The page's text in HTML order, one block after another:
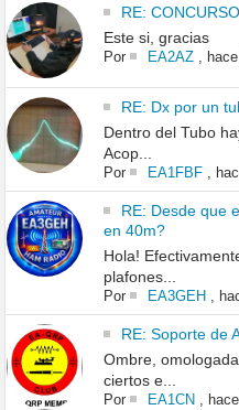
RE:
Este si, gracias
Por EA2AZ,
RE: Dx por un
Dentro del Tubo
Acop...
Por EA1FBF,
RE: Desde que
en 40m?
Hola!
plafones...
Por EA3GEH ,
RE: Soporte de
Ombre,
ciertos e...
Por EA1CN ,